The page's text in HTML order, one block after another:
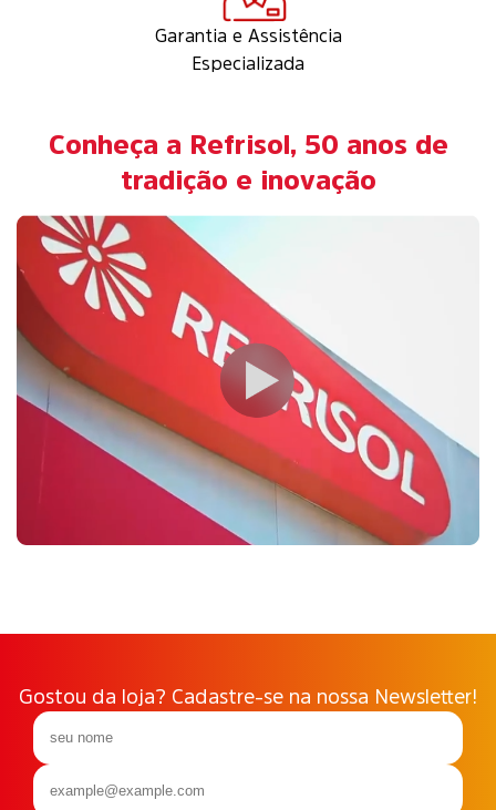
Garantia e Assistência
Especializada
Conheça a Refrisol, 50 anos de
tradição e inovação
Gostou da loja? Cadastre-se na nossa Newsletter!